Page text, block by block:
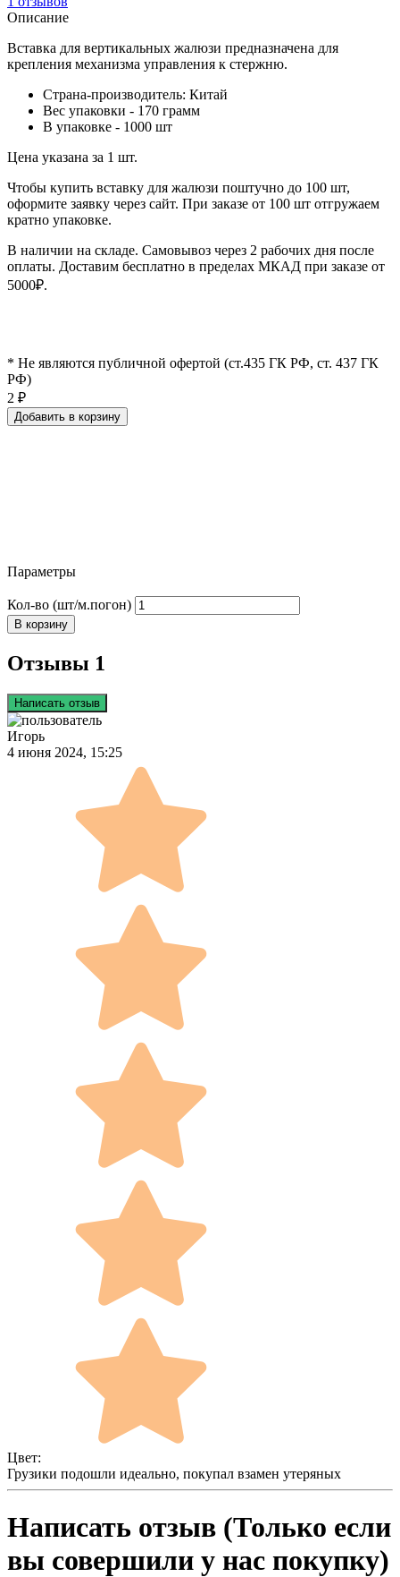
Описание
Вставка для вертикальных жалюзи предназначена для
крепления механизма управления к стержню.
Страна-производитель: Китай
Вес упаковки - 170 грамм
В упаковке - 1000 шт
Цена указана за 1 шт.
Чтобы купить вставку для жалюзи поштучно до 100 шт,
оформите заявку через сайт. При заказе от 100 шт отгружаем
кратно упаковке.
В наличии на складе. Самовывоз через 2 рабочих дня после
оплаты. Доставим бесплатно в пределах МКАД при заказе от
5000₽.
* Не являются публичной офертой (ст.435 ГК РФ, cт. 437 ГК
РФ)
2 ₽
Добавить в корзину
Параметры
Кол-во (шт/м.погон)
В корзину
Отзывы 1
Написать отзыв
Игорь
4 июня 2024, 15:25
Цвет:
Грузики подошли идеально, покупал взамен утеряных
Написать отзыв (Только если
вы совершили у нас покупку)